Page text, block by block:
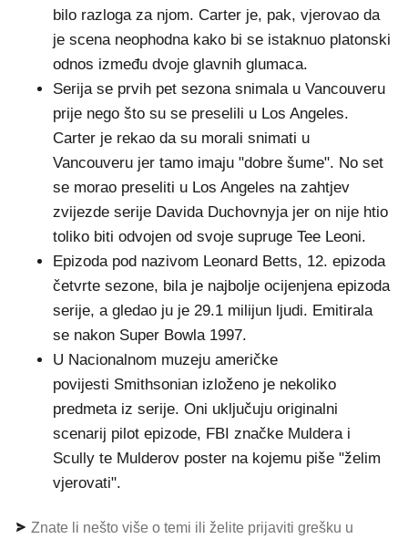
bilo razloga za njom. Carter je, pak, vjerovao da
je scena neophodna kako bi se istaknuo platonski
odnos između dvoje glavnih glumaca.
Serija se prvih pet sezona snimala u Vancouveru
prije nego što su se preselili u Los Angeles.
Carter je rekao da su morali snimati u
Vancouveru jer tamo imaju "dobre šume". No set
se morao preseliti u Los Angeles na zahtjev
zvijezde serije Davida Duchovnyja jer on nije htio
toliko biti odvojen od svoje supruge Tee Leoni.
Epizoda pod nazivom Leonard Betts, 12. epizoda
četvrte sezone, bila je najbolje ocijenjena epizoda
serije, a gledao ju je 29.1 milijun ljudi. Emitirala
se nakon Super Bowla 1997.
U Nacionalnom muzeju američke
povijesti Smithsonian izloženo je nekoliko
predmeta iz serije. Oni uključuju originalni
scenarij pilot epizode, FBI značke Muldera i
Scully te Mulderov poster na kojemu piše "želim
vjerovati".
Znate li nešto više o temi ili želite prijaviti grešku u